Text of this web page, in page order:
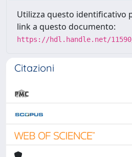
Utilizza questo identificativo
link a questo documento:
https://hdl.handle.net/
Citazioni